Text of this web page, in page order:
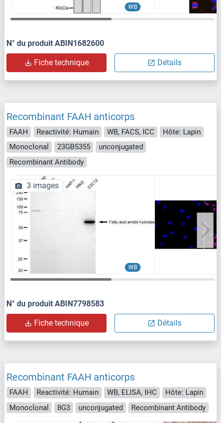
WB
N° du produit ABIN1682600
Fiche technique Détails
Recombinant FAAH anticorps
FAAH Reactivité: Humain WB, FACS, ICC
Hôte: Lapin
Monoclonal
23GB5355
unconjugated
Recombinant Antibody
WB
3 images
N° du produit ABIN7798583
Fiche technique Détails
Recombinant FAAH anticorps
FAAH Reactivité: Humain WB, ELISA, IHC
Hôte: Lapin
Monoclonal
8G3 unconjugated Recombinant Antibody